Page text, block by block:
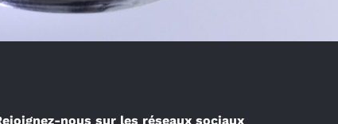
nous sur les réseaux sociaux